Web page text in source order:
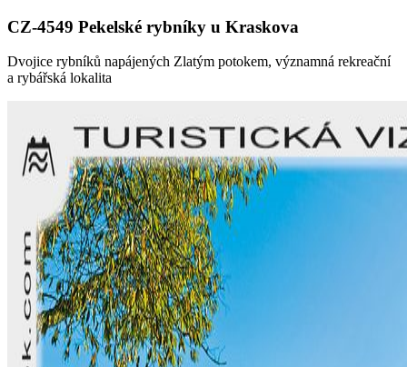
CZ-4549 Pekelské rybníky u Kraskova
Dvojice rybníků napájených Zlatým potokem, významná rekreační
a rybářská lokalita